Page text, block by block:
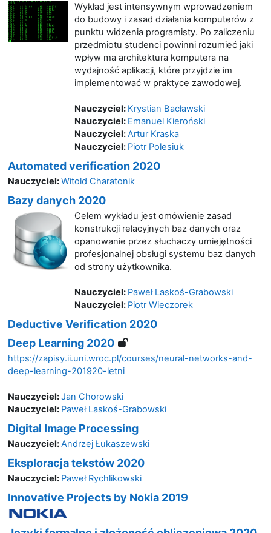
Wykład jest intensywnym wprowadzeniem
do budowy i zasad działania komputerów z
punktu widzenia programisty. Po zaliczeniu
przedmiotu studenci powinni rozumieć jaki
wpływ ma architektura komputera na
wydajność aplikacji, które przyjdzie im
implementować w praktyce zawodowej.
Nauczyciel: Krystian Bacławski
Nauczyciel: Emanuel Kieroński
Nauczyciel:Artur Kraska
Nauczyciel: Piotr Polesiuk
Automated verification 2020
Nauczyciel:Witold Charatonik
Bazy danych 2020
Celem wykładu jest omówienie zasad
konstrukcji relacyjnych baz danych oraz
opanowanie przez słuchaczy umiejętności
profesjonalnej obsługi systemu baz danych
od strony użytkownika.
Nauczyciel: Paweł Laskoś-Grabowski
Nauczyciel: Piotr Wieczorek
Deductive Verification 2020
Deep Learning 2020
https://zapisy.ii.uni.wroc.pl/courses/neural-networks-and-
deep-learning-201920-letni
Nauczyciel:Jan Chorowski
Nauczyciel: Paweł Laskoś-Grabowski
Digital Image Processing
Nauczyciel:Andrzej Łukaszewski
Eksploracja tekstów 2020
Nauczyciel: Paweł Rychlikowski
Innovative Projects by Nokia 2019